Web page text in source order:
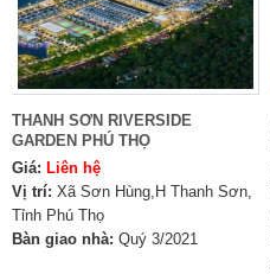
THANH SƠN RIVERSIDE
GARDEN PHÚ THỌ
Giá: Liên hệ
Vị trí: Xã Sơn Hùng,H Thanh Sơn,
Tỉnh Phú Thọ
Bàn giao nhà: Quý 3/2021